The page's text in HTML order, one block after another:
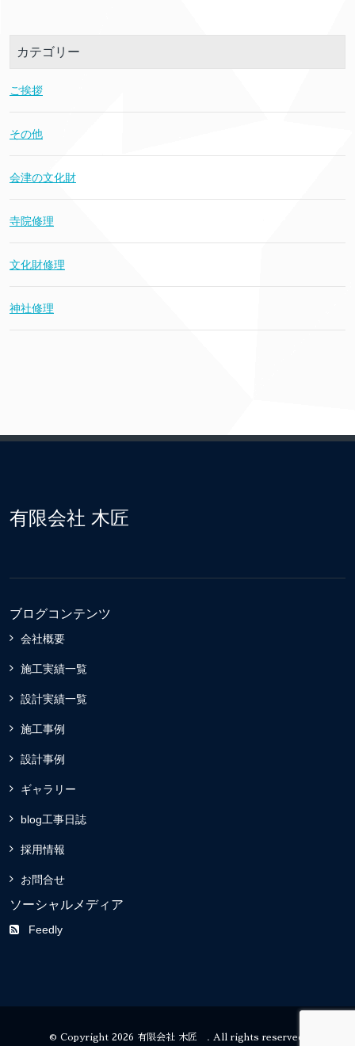
カテゴリー
ご挨拶
その他
会津の文化財
寺院修理
文化財修理
神社修理
有限会社 木匠
ブログコンテンツ
会社概要
施工実績一覧
設計実績一覧
施工事例
設計事例
ギャラリー
blog工事日誌
採用情報
お問合せ
ソーシャルメディア
Feedly
© Copyright 2026 有限会社 木匠 . All rights reserved.